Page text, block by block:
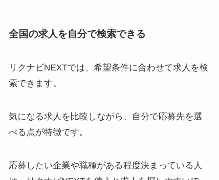
全国の求人を自分で検索できる
リクナビNEXTでは、希望条件に合わせて求人を検
索できます。
気になる求人を比較しながら、自分で応募先を選
べる点が特徴です。
応募したい企業や職種がある程度決まっている人